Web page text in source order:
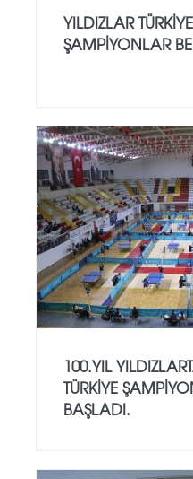
YILDIZLAR
ŞAMPİYONLAR
100.YIL
TÜRKİYE
BAŞLADI.